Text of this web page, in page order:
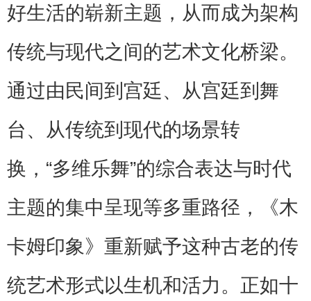
好生活的崭新主题，从而成为架构
传统与现代之间的艺术文化桥梁。
通过由民间到宫廷、从宫廷到舞
台、从传统到现代的场景转
换，“多维乐舞”的综合表达与时代
主题的集中呈现等多重路径，《木
卡姆印象》重新赋予这种古老的传
统艺术形式以生机和活力。正如十